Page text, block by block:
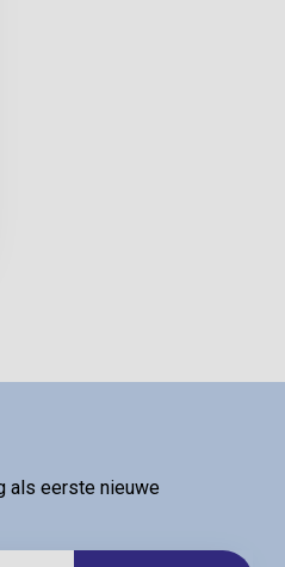
als eerste nieuwe